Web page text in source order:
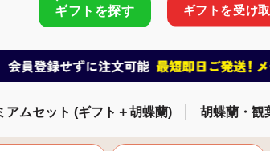
ギフトを探す ギフトを受け
アムセット (ギフト＋胡蝶蘭) 胡蝶蘭・観